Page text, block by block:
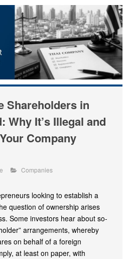
Shareholders in
Why It’s Illegal and
Company
Companies
looking to establish a
question of ownership arises
Some investors hear about so-
arrangements, whereby
on behalf of a foreign
at least on paper, with